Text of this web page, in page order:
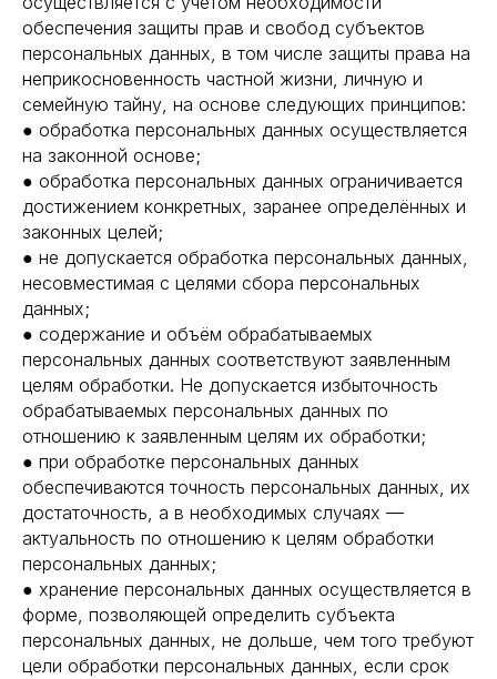
обеспечения защиты прав и свобод субъектов
персональных данных, в том числе защиты права на
неприкосновенность частной жизни, личную и
семейную тайну, на основе следующих принципов:
● обработка персональных данных осуществляется
на законной основе;
● обработка персональных данных ограничивается
достижением конкретных, заранее определённых и
законных целей;
● не допускается обработка персональных данных,
несовместимая с целями сбора персональных
данных;
● содержание и объём обрабатываемых
персональных данных соответствуют заявленным
целям обработки. Не допускается избыточность
обрабатываемых персональных данных по
отношению к заявленным целям их обработки;
● при обработке персональных данных
обеспечиваются точность персональных данных, их
достаточность, а в необходимых случаях —
актуальность по отношению к целям обработки
персональных данных;
● хранение персональных данных осуществляется в
форме, позволяющей определить субъекта
персональных данных, не дольше, чем того требуют
цели обработки персональных данных, если срок